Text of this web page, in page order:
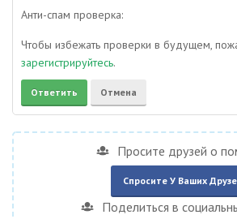
Анти-спам проверка:
Чтобы избежать проверки в будущем,
зарегистрируйтесь.
Просите друзей о
Спросите У Ваших
Поделиться в